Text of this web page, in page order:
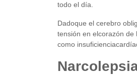
todo el día.
Dadoque el cerebro
tensión en elcorazón de
como